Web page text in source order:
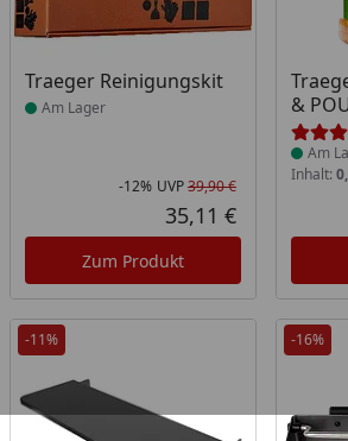
Traeger Reinigungskit
Produkt am Lager
Am Lager
Rabatt in
-12% UVP39,90 €
Aktueller
35,11 €
Zum Produkt
&
Am
Inhalt:
-11% -16%